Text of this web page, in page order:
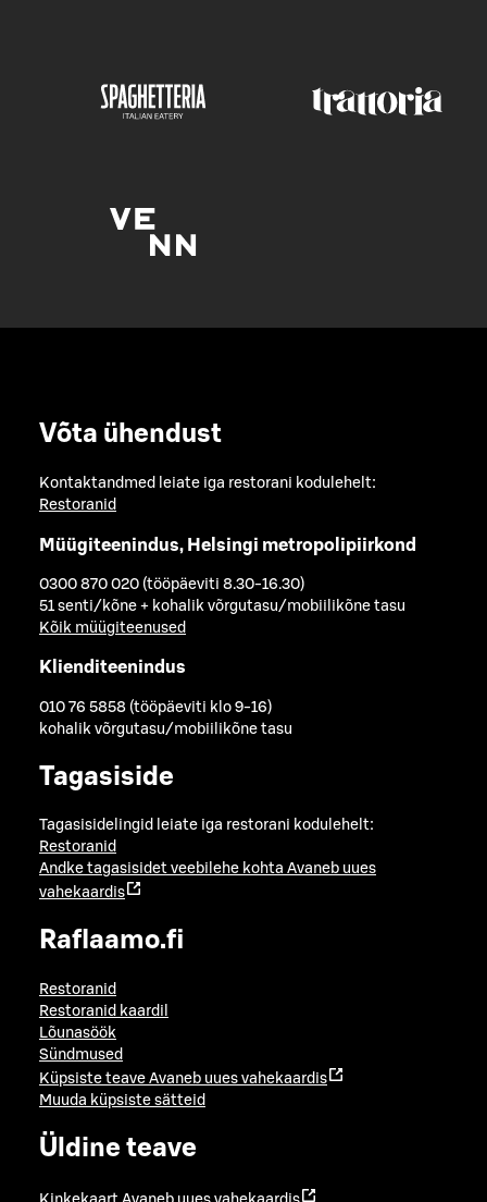
Võta ühendust
Kontaktandmed leiate iga restorani kodulehelt:
Restoranid
Müügiteenindus, Helsingi metropolipiirkond
0300 870 020 (tööpäeviti 8.30-16.30)
51 senti/kõne + kohalik võrgutasu/mobiilikõne tasu
Kõik müügiteenused
Klienditeenindus
010 76 5858 (tööpäeviti klo 9-16)
kohalik võrgutasu/mobiilikõne tasu
Tagasiside
Tagasisidelingid leiate iga restorani kodulehelt:
Restoranid
Andke tagasisidet veebilehe kohta Avaneb uues
vahekaardis
Raflaamo.fi
Restoranid
Restoranid kaardil
Lõunasöök
Sündmused
Küpsiste teave Avaneb uues vahekaardis
Muuda küpsiste sätteid
Üldine teave